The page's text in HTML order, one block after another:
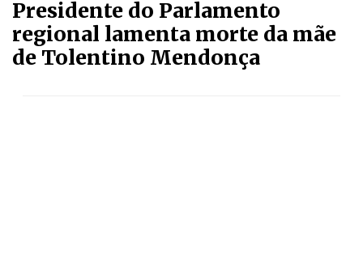
Presidente do Parlamento
regional lamenta morte da mãe
de Tolentino Mendonça